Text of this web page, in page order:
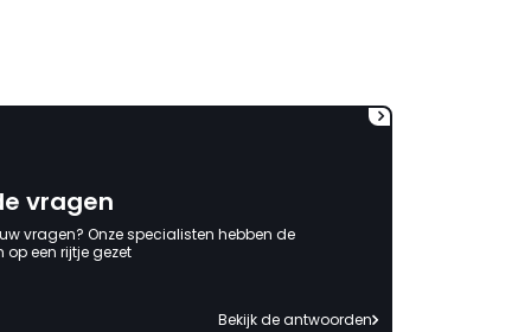
vragen
vragen? Onze specialisten hebben de
een rijtje gezet
Bekijk de antwoorden